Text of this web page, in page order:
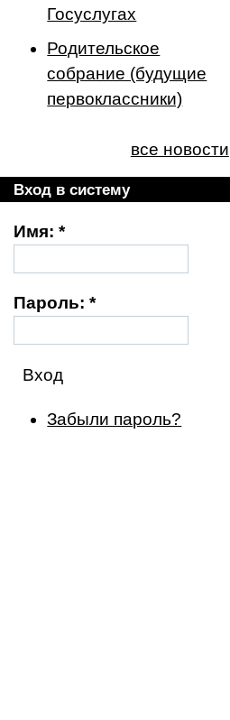
Госуслугах
Родительское
собрание (будущие
первоклассники)
все новости
Вход в систему
Имя: *
Пароль: *
Забыли пароль?